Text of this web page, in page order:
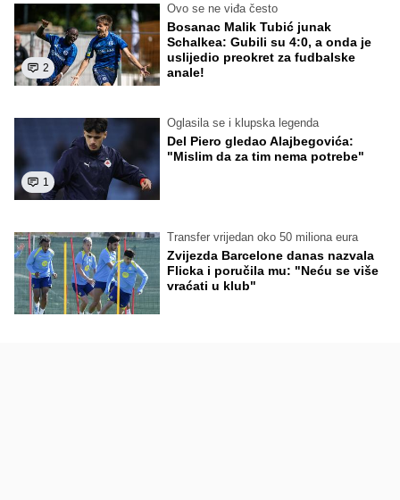
2
Ovo se ne viđa često
Bosanac Malik Tubić junak
Schalkea: Gubili su 4:0, a onda je
uslijedio preokret za fudbalske
anale!
1
Oglasila se i klupska legenda
Del Piero gledao Alajbegovića:
"Mislim da za tim nema potrebe"
Transfer vrijedan oko 50 miliona eura
Zvijezda Barcelone danas nazvala
Flicka i poručila mu: "Neću se više
vraćati u klub"